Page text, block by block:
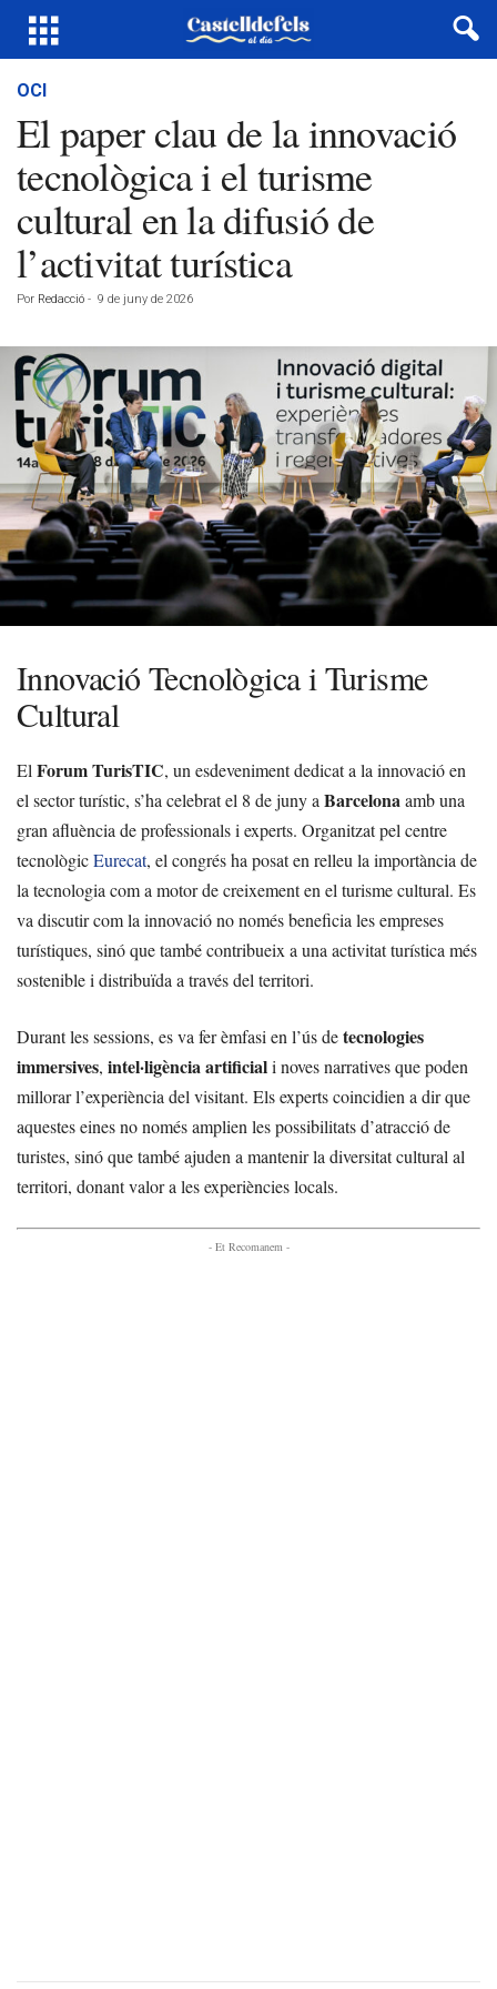
OCI
El paper clau de la innovació
tecnològica i el turisme
cultural en la difusió de
l’activitat turística
Por Redacció - 9 de juny de 2026
Innovació Tecnològica i Turisme
Cultural
El Forum TurisTIC, un esdeveniment dedicat a la innovació en
el sector turístic, s’ha celebrat el 8 de juny a Barcelonaamb una
gran afluència de professionals i experts. Organitzat pel centre
tecnològicEurecat, el congrés ha posat en relleu la importància de
la tecnologia com a motor de creixement en el turisme cultural. Es
va discutir com la innovació no només beneficia les empreses
turístiques, sinó que també contribueix a una activitat turística més
sostenible i distribuïda a través del territori.
Durant les sessions, es va fer èmfasi en l’ús detecnologies
immersives, intel·ligència artificiali noves narratives que poden
millorar l’experiència del visitant. Els experts coincidien a dir que
aquestes eines no només amplien les possibilitats d’atracció de
turistes, sinó que també ajuden a mantenir la diversitat cultural al
territori, donant valor a les experiències locals.
- Et Recomanem -